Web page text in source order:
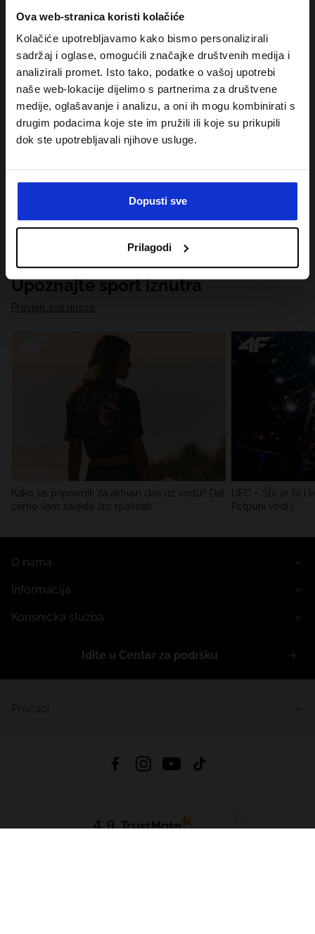
Ova web-stranica koristi kolačiće
Kolačiće upotrebljavamo kako bismo personalizirali
sadržaj i oglase, omogućili značajke društvenih medija i
analizirali promet. Isto tako, podatke o vašoj upotrebi
naše web-lokacije dijelimo s partnerima za društvene
medije, oglašavanje i analizu, a oni ih mogu kombinirati s
drugim podacima koje ste im pružili ili koje su prikupili
dok ste upotrebljavali njihove usluge.
Dopusti sve
Prilagodi
Upoznajte sport iznutra
Provjeri sve unose
Kako se pripremiti za aktivan dan uz vodu? Dat
ćemo vam savjete što spakirati
UFC – Što je to i
Potpuni vodič
O nama
Informacija
Korisnička služba
Idite u Centar za podršku
4.9